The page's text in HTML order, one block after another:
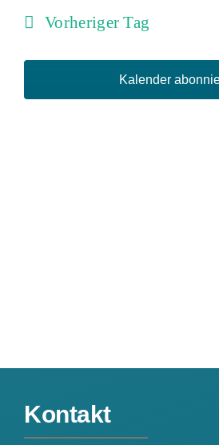
2024
wählen.
Vorheriger Tag
Kalender
Kontakt